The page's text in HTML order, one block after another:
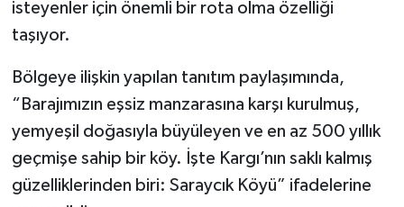
isteyenler için önemli bir rota olma özelliği
taşıyor.
Bölgeye ilişkin yapılan tanıtım paylaşımında,
“Barajımızın eşsiz manzarasına karşı kurulmuş,
yemyeşil doğasıyla büyüleyen ve en az 500 yıllık
geçmişe sahip bir köy. İşte Kargı’nın saklı kalmış
güzelliklerinden biri: Saraycık Köyü” ifadelerine